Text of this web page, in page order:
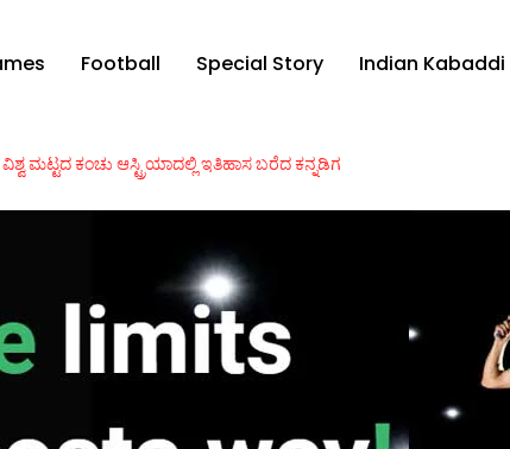
Football Special Story Indian Kabaddi
ಮಟ್ಟದ ಕಂಚು ಆಸ್ಟ್ರಿಯಾದಲ್ಲಿ ಇತಿಹಾಸ ಬರೆದ ಕನ್ನಡಿಗ